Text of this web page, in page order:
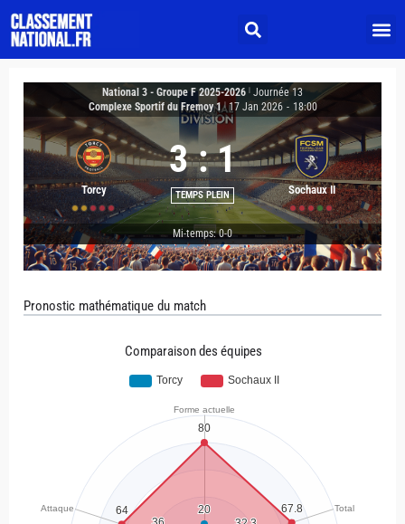
National 3 - Groupe F 2025-2026 Journée 13
Complexe Sportif du Fremoy 1 | 17 Jan 2026 - 18:00
Torcy
3 : 1
TEMPS PLEIN Sochaux II
Mi-temps: 0-0
Pronostic mathématique du match
Comparaison des équipes